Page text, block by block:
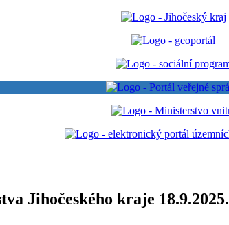
Jihočeského kraje 18.9.2025.